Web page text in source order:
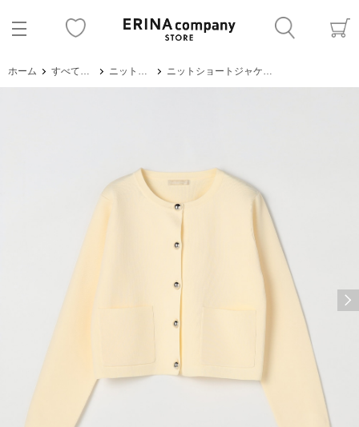
ホーム すべてのアイテム ニット・セーター ニットショートジャケット